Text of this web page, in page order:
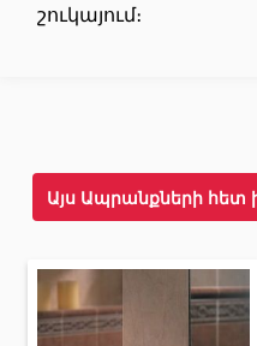
Գիպսստվարաթղթե
Պրոֆիլներ(34)
Շինարարական և
շուկայում։
Այս Ապրանքների հետ